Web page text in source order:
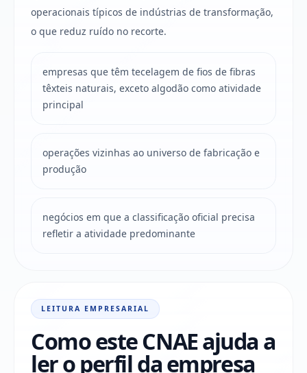
operacionais típicos de indústrias de transformação,
o que reduz ruído no recorte.
empresas que têm tecelagem de fios de fibras
têxteis naturais, exceto algodão como atividade
principal
operações vizinhas ao universo de fabricação e
produção
negócios em que a classificação oficial precisa
refletir a atividade predominante
LEITURA EMPRESARIAL
Como este CNAE ajuda a
ler o perfil da empresa